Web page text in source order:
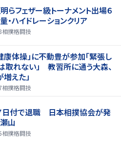
らフェザー級トーナメント出場６
ハイドレーションクリア
相撲格闘技
康体操」に不動豊が参加「緊張し
取れない」 教習所に通う大森、
えた」
相撲格闘技
日付で退職 日本相撲協会が発
山
相撲格闘技